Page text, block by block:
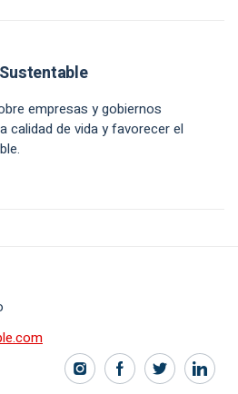
empresas y gobiernos
calidad de vida y favorecer el